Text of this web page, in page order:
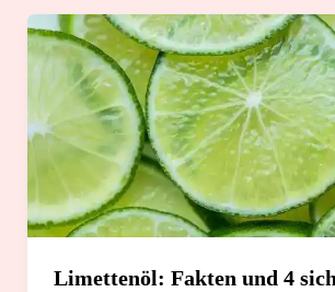
Limettenöl: Fakten und 4